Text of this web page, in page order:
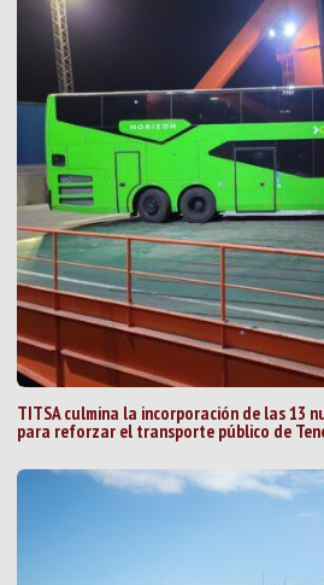
TITSA culmina la incorporación de las 13
para reforzar el transporte público de